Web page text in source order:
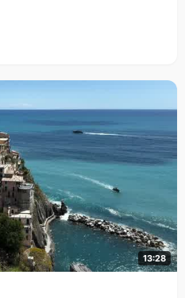
好了，她把周围的一切当成是自己
己给自己的，"不要想太多，只要
，外婆是个非常会管教小孩子的高
"外婆的管教很有效，让我们形成
家长到医院买氧气袋给孩子用，感
带来情绪和身体的波动，破坏正常
在乎孩子的饮食习惯。高考之前，
就是："不用怕，考哪个学校都行
为一种习惯的时候，不管在哪里，
她以后的理想是什么，但可以相
13:28